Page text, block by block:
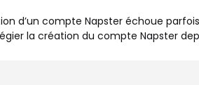
d’un compte Napster échoue
la création du compte Napster